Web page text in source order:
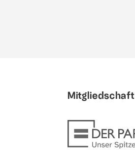
Mitgliedschaft